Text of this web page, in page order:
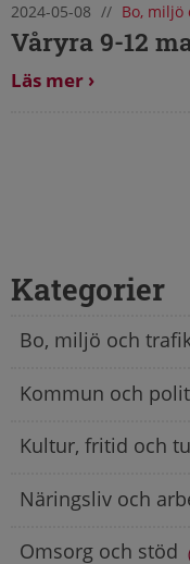
2024-05-08 // Bo, miljö
Våryra 9-12
Läs mer
Kategorier
Bo, miljö och
Kommun och
Kultur, fritid och
Näringsliv och
Omsorg och stöd